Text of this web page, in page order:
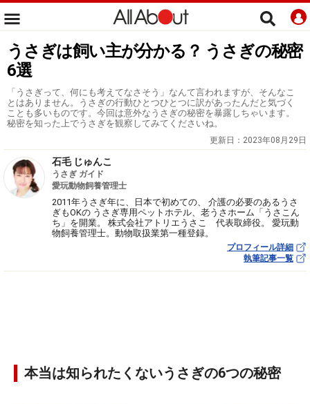
うさぎは飼い主が分かる？ うさぎの秘密
6選
「うさぎって、何にも考えてなさそう」なんて言われますが、そんなこ
とはありません。うさぎの行動ひとつひとつに訳があったんだと気づく
ことも多いものです。今回は意外なうさぎの秘密を暴露しちゃいます。
秘密を知った上でうさぎを観察してみてくださいね。
更新日： 2023年08月29日
石毛 じゅんこ
うさぎ ガイド
愛玩動物飼養管理士
2011年うさぎ年に、日本で初めての、 介護の必要のあるうさ
ぎもOKの うさぎ専用ペットホテル、老うさホーム「うさこん
ち」を開業。 株式会社アトリエうさこ 代表取締役。 愛玩動
物飼養管理士。動物取扱業第一種登録。
プロフィール詳細
執筆記事一覧
本当は知られたくないうさぎの6つの秘密